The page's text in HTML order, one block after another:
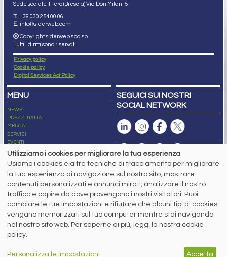
Sede sociale: Flero (Brescia) Via Don Milani 5
T. +39 030 254 00 06
E. info@siderweb.com
Copyright siderweb spa sb
Tutti i diritti sono riservati
Privacy policy
Cookie policy
Digital Services Act Policy
MENU
NEWS
PREZZI ITALIA
MERCATI
SERVIZI
EVENTI
ABBONAMENTI
NEWSLETTER
SEGUICI SUI NOSTRI
SOCIAL NETWORK
Capitale Sociale: 190.000€ interamente versato
Registro delle Imprese di Brescia
Codice Fiscale e Partita I.V.A.:IT03562320170
R.E.A. n. 419331
www.siderweb.com: Autorizzazione del Tribunale di Brescia n. 11/2004 del 17
marzo 2004, Iscrizione al R.O.C. n. 26116.
Direttrice Responsabile:
Elisa Bonomelli
Stefano Gennari
Utilizziamo i cookies per migliorare la tua esperienza
Usiamo i cookies e altre tecniche di tracciamento per migliorare
la tua esperienza di navigazione sul nostro sito, mostrare
contenuti personalizzati e annunci mirati, analizzare il nostro
traffico e capire da dove provengono i nostri visitatori. Puoi
cambiare le tue impostazioni e rifiutare che alcuni tipi di cookies
vengano memorizzati sul tuo computer mentre stai navigando
nel nostro sito web. Per saperne di più, leggi la nostra cookie
policy.
Personalizza le impostazioni Accetta